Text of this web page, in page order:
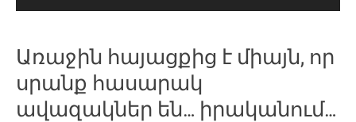
Առաջին հայացքից է միայն, որ
սրանք հասարակ
ավազակներ են… իրականում…